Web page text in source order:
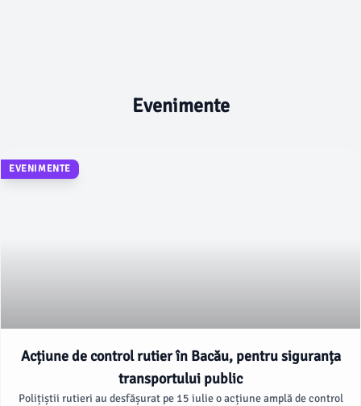
Evenimente
EVENIMENTE
Acțiune de control rutier în Bacău, pentru siguranța
transportului public
Polițiștii rutieri au desfășurat pe 15 iulie o acțiune amplă de control